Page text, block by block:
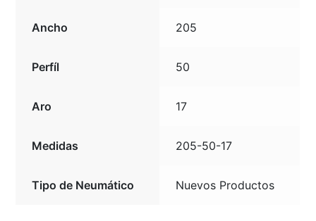
Ancho 205
Perfíl 50
Aro 17
Medidas 205-50-17
Tipo de Neumático Nuevos Productos